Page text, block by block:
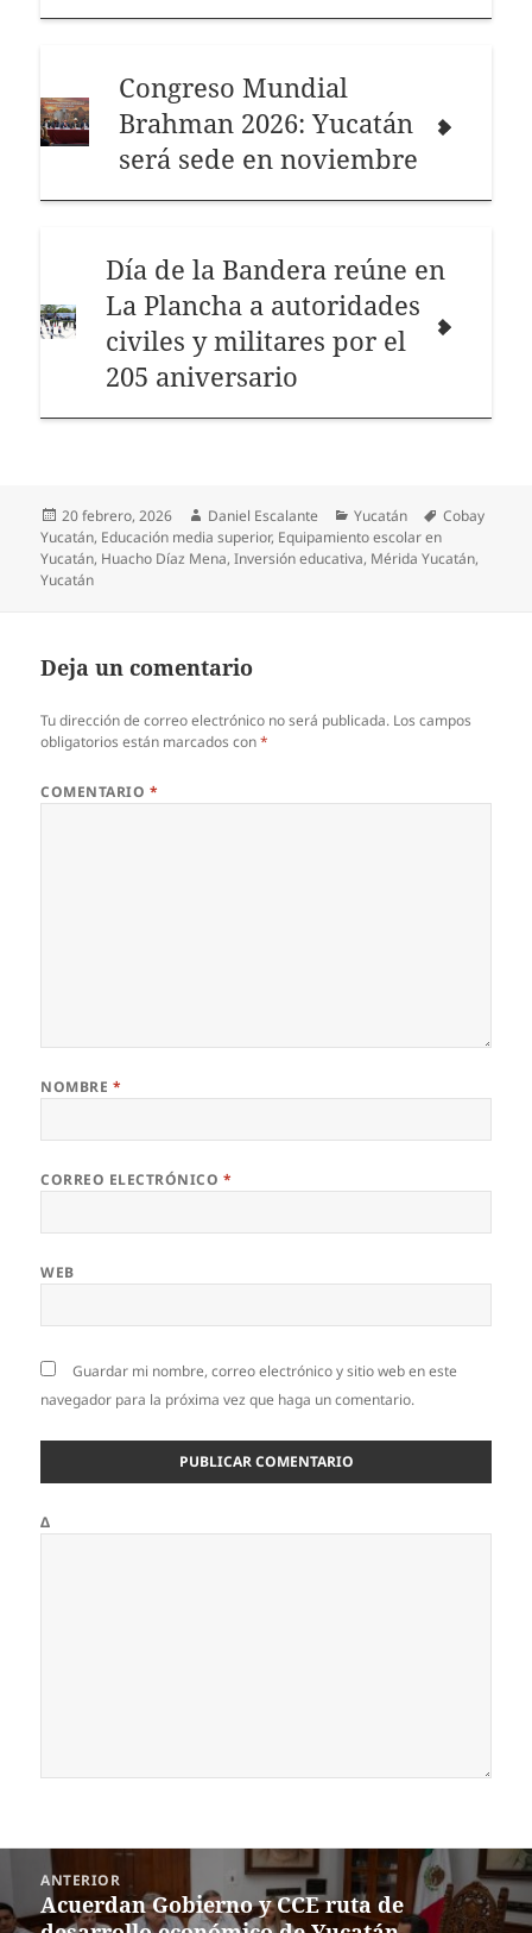
Congreso Mundial
Brahman 2026: Yucatán
será sede en noviembre
Día de la Bandera reúne en
La Plancha a autoridades
civiles y militares por el
205 aniversario
Publicado
el
20 febrero, 2026 Autor
Daniel Escalante Categorías
Yucatán Etiquetas
Cobay
Yucatán, Educación media superior, Equipamiento escolar en
Yucatán, Huacho Díaz Mena,Inversión educativa, Mérida Yucatán,
Yucatán
Deja un comentario
Tu dirección de correo electrónico no será publicada. Los campos
obligatorios están marcados con*
COMENTARIO *
NOMBRE *
CORREO ELECTRÓNICO *
WEB
Guardar mi nombre, correo electrónico y sitio web en este
navegador para la próxima vez que haga un comentario.
Δ
Navegación
entradas
ANTERIOR
Entrada
Acuerdan Gobierno y CCE ruta de